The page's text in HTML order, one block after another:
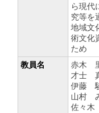
ら現代
究等を
地域文
術文化
ため
教員名
赤木
才士
伊藤
山村
佐々木